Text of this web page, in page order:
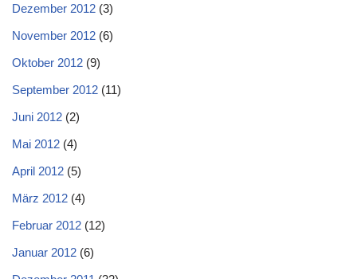
Dezember 2012 (3)
November 2012 (6)
Oktober 2012 (9)
September 2012 (11)
Juni 2012 (2)
Mai 2012 (4)
April 2012 (5)
März 2012 (4)
Februar 2012 (12)
Januar 2012 (6)